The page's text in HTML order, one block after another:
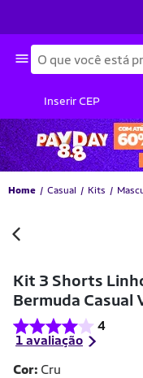
Busca
Inserir CEP
Home Casual Kits
Kit 3 Shorts
Bermuda Casual
4
1 avaliação
Cor: Cru